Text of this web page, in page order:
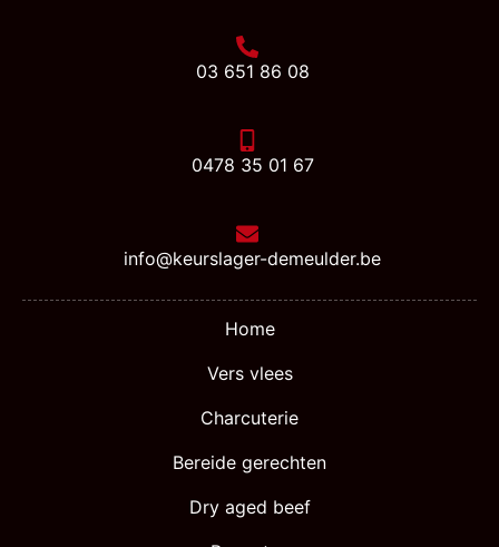
03 651 86 08
0478 35 01 67
info@keurslager-demeulder.be
Home
Vers vlees
Charcuterie
Bereide gerechten
Dry aged beef